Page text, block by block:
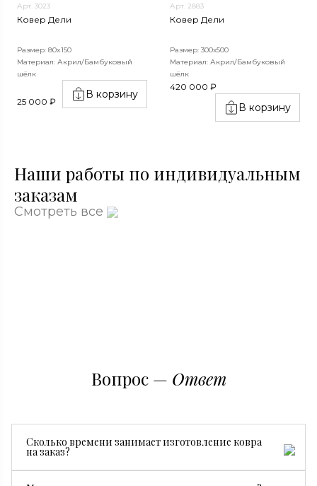
Арт. 3023
Ковер Дели
Размер: 80x150
Материал: Акрил/Бамбуковый
шёлк
25 000 ₽
В корзину
Арт. 2883
Ковер Дели
Размер: 300х500
Материал: Акрил/Бамбуковый
шёлк
420 000 ₽
В корзину
Наши работы по индивидуальным
заказам
Смотреть все
Вопрос — Ответ
Сколько времени занимает изготовление ковра
на заказ?